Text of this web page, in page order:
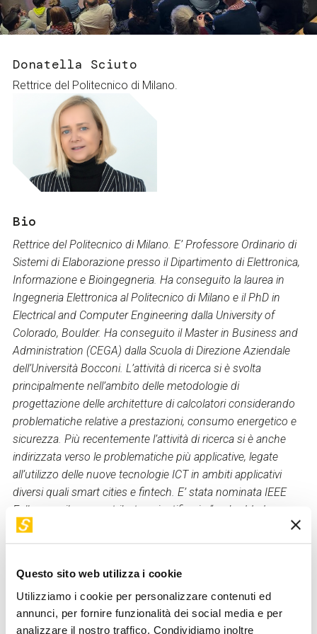
Questo sito web utilizza i cookie
Utilizziamo i cookie per personalizzare contenuti ed
annunci, per fornire funzionalità dei social media e per
analizzare il nostro traffico. Condividiamo inoltre
Servizi e accessibilità
Contatti
Biglietti
Donatella Sciuto
Rettrice del Politecnico di Milano.
Bio
Rettrice del Politecnico di Milano. E’ Professore Ordinario di
Sistemi di Elaborazione presso il Dipartimento di Elettronica,
Informazione e Bioingegneria. Ha conseguito la laurea in
Ingegneria Elettronica al Politecnico di Milano e il PhD in
Electrical and Computer Engineering dalla University of
Colorado, Boulder. Ha conseguito il Master in Business and
Administration (CEGA) dalla Scuola di Direzione Aziendale
dell’Università Bocconi. L’attività di ricerca si è svolta
principalmente nell’ambito delle metodologie di
progettazione delle architetture di calcolatori considerando
problematiche relative a prestazioni, consumo energetico e
sicurezza. Più recentemente l’attività di ricerca si è anche
indirizzata verso le problematiche più applicative, legate
all’utilizzo delle nuove tecnologie ICT in ambiti applicativi
diversi quali smart cities e fintech. E’ stata nominata IEEE
Fellow per il suo contributo scientifico in “embedded
systems design”. È coautrice di oltre 300 articoli scientifici
su riviste e conferenze internazionali. Dal 2013 è membro
Consiglio di Sorveglianza della Filiale di Milano. Dal 2017 è
membro indipendente del Consiglio di Amministrazione di
AVIO S.p.A e di Raiway S.p.A e dal 2021 di Fila Sp.A. Dal